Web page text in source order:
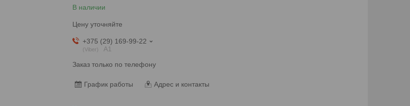
В наличии
Цену уточняйте
+375 (29) 169-99-22
Viber
А1
Заказ только по телефону
График работы Адрес и контакты